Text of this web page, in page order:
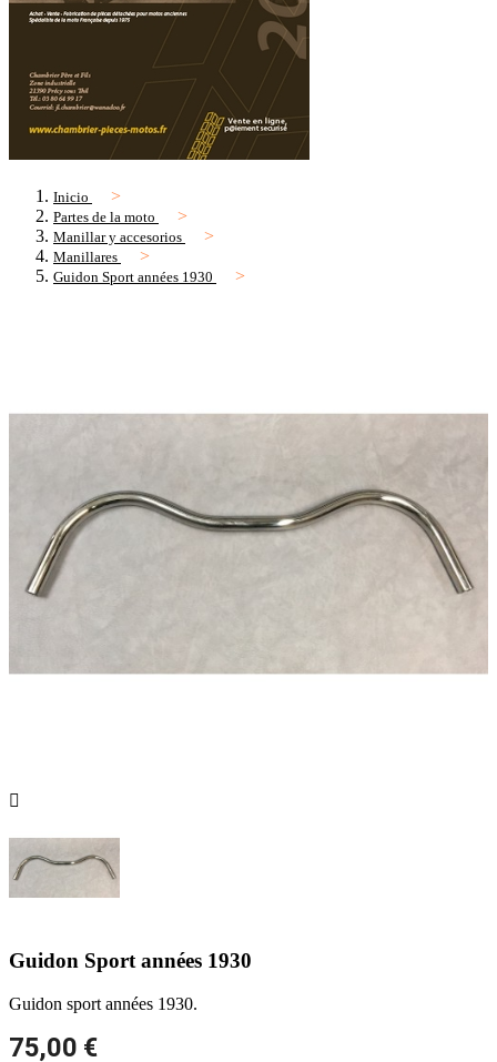
Inicio
Partes de la moto
Manillar y accesorios
Manillares
Guidon Sport années 1930

Guidon Sport années 1930
Guidon sport années 1930.
75,00 €